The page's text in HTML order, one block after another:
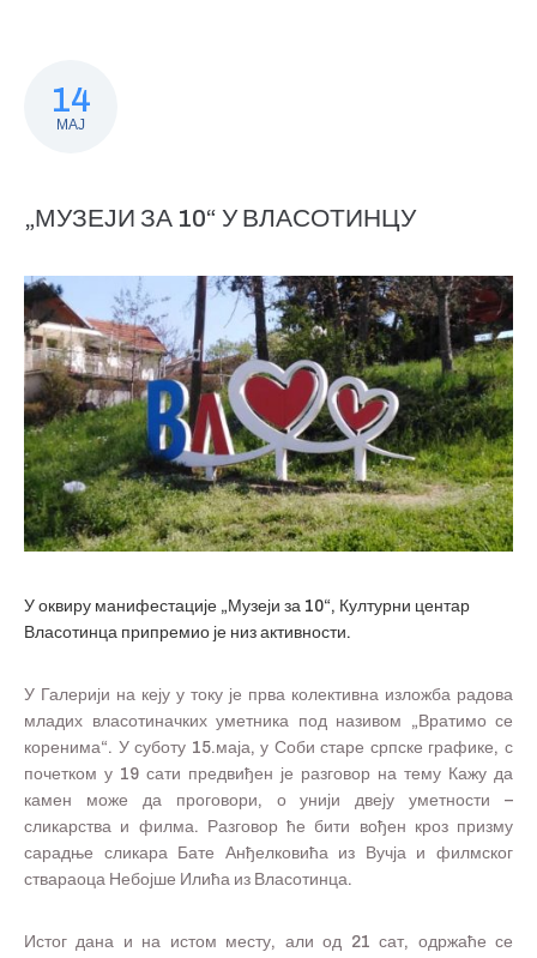
14
МАЈ
„МУЗЕЈИ ЗА 10“ У ВЛАСОТИНЦУ
У оквиру манифестације „Музеји за 10“, Културни центар
Власотинца припремио је низ активности.
У Галерији на кеју у току је прва колективна изложба радова
младих власотиначких уметника под називом „Вратимо се
коренима“. У суботу 15.маја, у Соби старе српске графике, с
почетком у 19 сати предвиђен је разговор на тему Кажу да
камен може да проговори, о унији двеју уметности –
сликарства и филма. Разговор ће бити вођен кроз призму
сарадње сликара Бате Анђелковића из Вучја и филмског
ствараоца Небојше Илића из Власотинца.
Истог дана и на истом месту, али од 21 сат, одржаће се